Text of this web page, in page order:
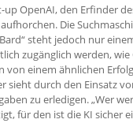
OpenAI, den Erfinder
Die
steht jedoch nur
zugänglich werden, wie
einem ähnlichen
sieht durch den Einsatz
zu erledigen. „Wer
für den ist die KI sicher